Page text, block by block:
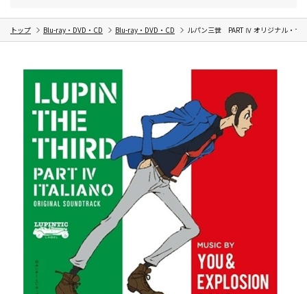
トップ Blu-ray・DVD・CD Blu-ray・DVD・CD ルパン三世 PART Ⅳ オリジナル・サ